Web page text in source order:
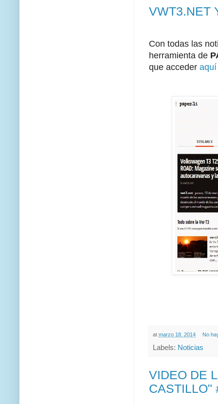
VWT3.NET
Con todas las
herramienta de
que acceder
at marzo 18, 2014 No
Labels: Noticias
VIDEO DE
CASTILLO"